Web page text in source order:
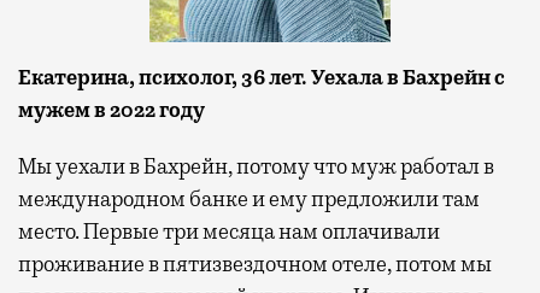
Екатерина, психолог, 36 лет. Уехала в Бахрейн с
мужем в 2022 году
Мы уехали в Бахрейн, потому что муж работал в
международном банке и ему предложили там
место. Первые три месяца нам оплачивали
проживание в пятизвездочном отеле, потом мы